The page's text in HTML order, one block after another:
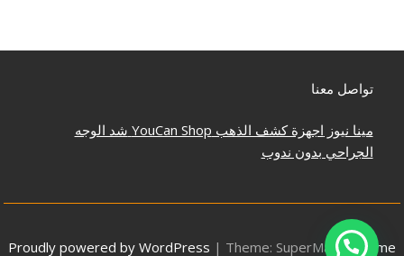
تواصل معنا
مينا نيوز اجهزة كشف الذهب YouCan Shop شد الوجه
الجراحي بدون ندوب
Proudly powered by WordPress | Theme: SuperMag by Acme